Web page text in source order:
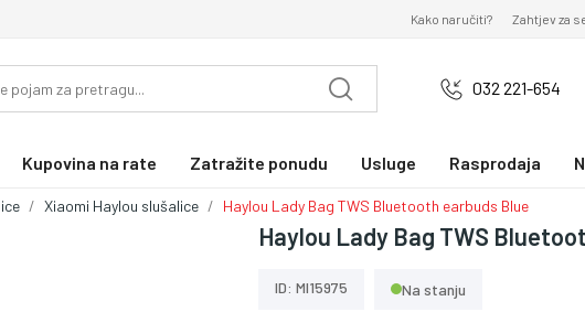
Kako naručiti? Zahtjev za
032 221-654
Kupovina na rate Zatražite ponudu Usluge Rasprodaja
Xiaomi Haylou slušalice Haylou Lady Bag TWS Bluetooth earbuds Blue
Haylou Lady Bag TWS
ID: MI15975 Na stanju